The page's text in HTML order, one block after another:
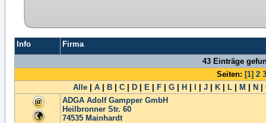
Info
Firma
43 Einträge
Seiten: [1] 2 3
Alle
A B C D E F G H J K L M N
ADGA Adolf Gampper GmbH
Heilbronner Str. 60
74535 Mainhardt